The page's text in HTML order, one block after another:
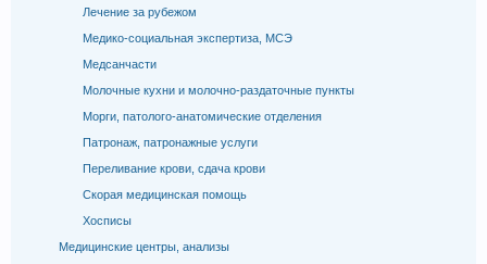
Лечение за рубежом
Медико-социальная экспертиза, МСЭ
Медсанчасти
Молочные кухни и молочно-раздаточные пункты
Морги, патолого-анатомические отделения
Патронаж, патронажные услуги
Переливание крови, сдача крови
Скорая медицинская помощь
Хосписы
Медицинские центры, анализы